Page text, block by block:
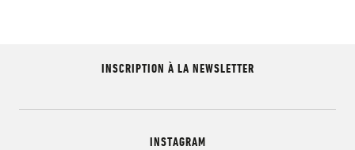
INSCRIPTION À LA NEWSLETTER
INSTAGRAM